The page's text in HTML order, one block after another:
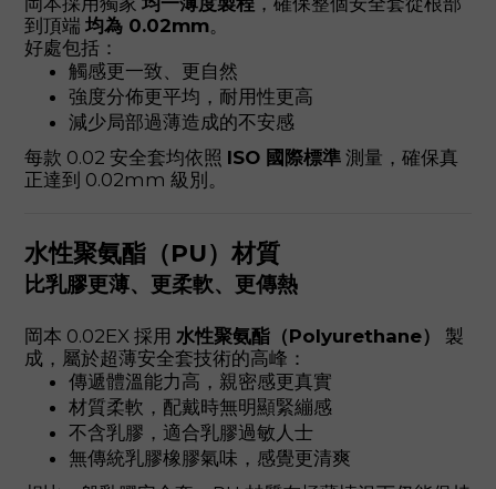
到頂端 均為 0.02mm。
好處包括：
觸感更一致、更自然
強度分佈更平均，耐用性更高
減少局部過薄造成的不安感
每款 0.02 安全套均依照 ISO 國際標準 測量，確保真
正達到 0.02mm 級別。
水性聚氨酯（PU）材質
比乳膠更薄、更柔軟、更傳熱
岡本 0.02EX 採用 水性聚氨酯（Polyurethane）
製
成，屬於超薄安全套技術的高峰：
傳遞體溫能力高，親密感更真實
材質柔軟，配戴時無明顯緊繃感
不含乳膠，適合乳膠過敏人士
無傳統乳膠橡膠氣味，感覺更清爽